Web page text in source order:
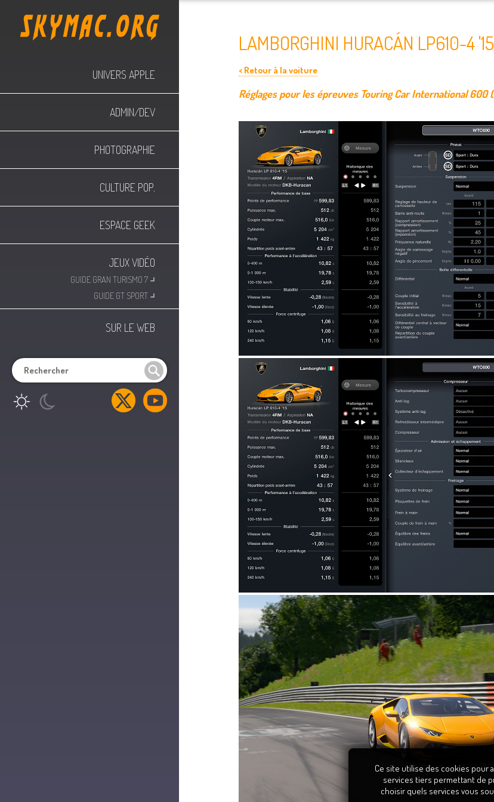
UNIVERS APPLE
ADMIN/DEV
PHOTOGRAPHIE
CULTURE POP.
ESPACE GEEK
JEUX VIDÉO
GUIDE GRAN TURISMO 7 ⌟
GUIDE GT SPORT ⌟
SUR LE WEB
LAMBORGHINI HURACÁN LP610-4
< Retour à la voiture
Réglages pour les épreuves Touring Car International 600
Ce site utilise des cookies pour
services tiers permettant de
choisir quels services vous